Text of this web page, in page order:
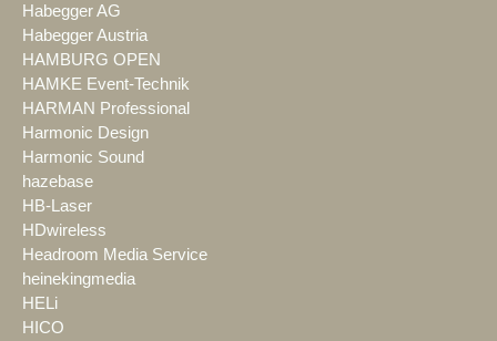
Habegger AG
Habegger Austria
HAMBURG OPEN
HAMKE Event-Technik
HARMAN Professional
Harmonic Design
Harmonic Sound
hazebase
HB-Laser
HDwireless
Headroom Media Service
heinekingmedia
HELi
HICO